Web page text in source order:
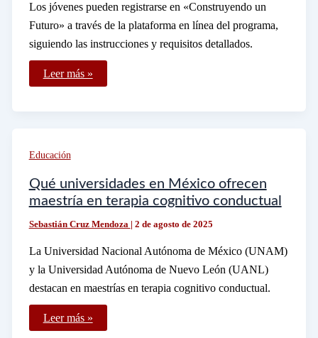
Los jóvenes pueden registrarse en «Construyendo un
Futuro» a través de la plataforma en línea del programa,
siguiendo las instrucciones y requisitos detallados.
Cómo
pueden
programa
Construyendo
Futuro
Leer más »
Educación
Qué universidades en México ofrecen
maestría en terapia cognitivo conductual
Sebastián Cruz Mendoza | 2 de agosto de 2025
La Universidad Nacional Autónoma de México (UNAM)
y la Universidad Autónoma de Nuevo León (UANL)
destacan en maestrías en terapia cognitivo conductual.
Qué
universidades
Leer más »